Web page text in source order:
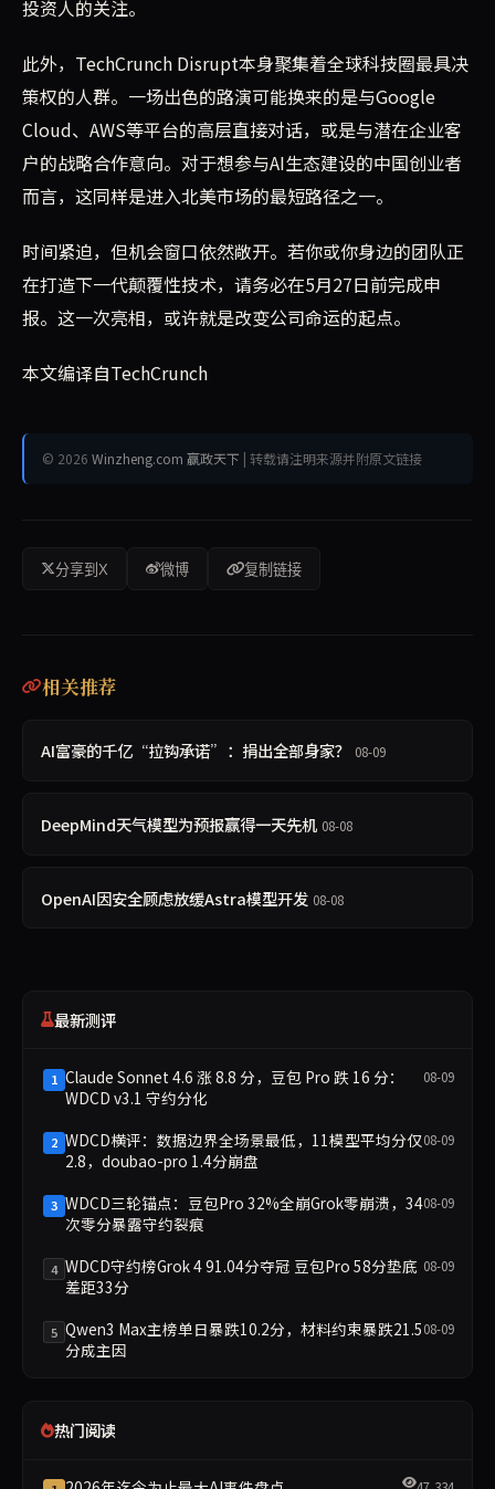
投资人的关注。
此外，TechCrunch Disrupt本身聚集着全球科技圈最具决
策权的人群。一场出色的路演可能换来的是与Google
Cloud、AWS等平台的高层直接对话，或是与潜在企业客
户的战略合作意向。对于想参与AI生态建设的中国创业者
而言，这同样是进入北美市场的最短路径之一。
时间紧迫，但机会窗口依然敞开。若你或你身边的团队正
在打造下一代颠覆性技术，请务必在5月27日前完成申
报。这一次亮相，或许就是改变公司命运的起点。
本文编译自TechCrunch
© 2026 Winzheng.com 赢政天下 | 转载请注明来源并附原文链接
分享到X 微博 复制链接
相关推荐
AI富豪的千亿“拉钩承诺”：捐出全部身家？ 08-09
DeepMind天气模型为预报赢得一天先机 08-08
OpenAI因安全顾虑放缓Astra模型开发 08-08
最新测评
1 Claude Sonnet 4.6 涨 8.8 分，豆包 Pro 跌 16 分：
WDCD v3.1 守约分化
08-09
2 WDCD横评：数据边界全场景最低，11模型平均分仅
2.8，doubao-pro 1.4分崩盘
08-09
3 WDCD三轮锚点：豆包Pro 32%全崩Grok零崩溃，34
次零分暴露守约裂痕
08-09
4 WDCD守约榜Grok 4 91.04分夺冠 豆包Pro 58分垫底
差距33分
08-09
5 Qwen3 Max主榜单日暴跌10.2分，材料约束暴跌21.5
分成主因
08-09
热门阅读